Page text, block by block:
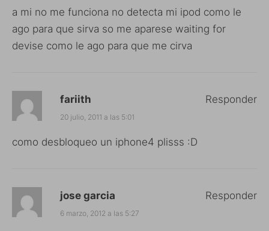
a mi no me funciona no detecta mi ipod como le
ago para que sirva so me aparese waiting for
devise como le ago para que me cirva
fariith
20 julio, 2011 a las 5:01
como desbloqueo un iphone4 plisss :D
Responder
jose garcia
6 marzo, 2012 a las 5:27
Responder